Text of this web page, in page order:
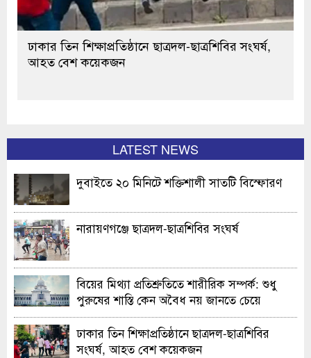
ঢাকার তিন শিক্ষাপ্রতিষ্ঠানে ছাত্রদল-ছাত্রশিবির সংঘর্ষ,
আহত বেশ কয়েকজন
LATEST NEWS
দুবাইতে ২০ মিনিটে শক্তিশালী সাতটি বিস্ফোরণ
নারায়ণগঞ্জে ছাত্রদল-ছাত্রশিবির সংঘর্ষ
বিয়ের মিথ্যা প্রতিশ্রুতিতে শারীরিক সম্পর্ক: শুধু
পুরুষের শাস্তি কেন অবৈধ নয় জানতে চেয়ে
হাইকোর্টের রুল
ঢাকার তিন শিক্ষাপ্রতিষ্ঠানে ছাত্রদল-ছাত্রশিবির
সংঘর্ষ, আহত বেশ কয়েকজন